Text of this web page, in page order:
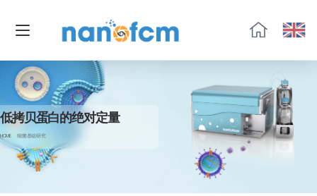
流
低拷贝蛋白的绝对定量
HOME 细菌基础研究